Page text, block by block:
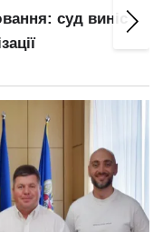
суд виніс